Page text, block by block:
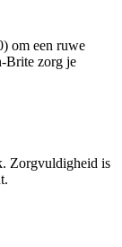
om een ruwe
Brite zorg je
Zorgvuldigheid is